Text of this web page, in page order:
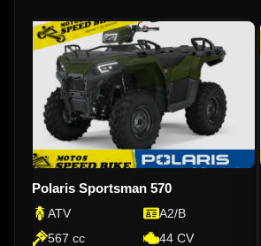
Polaris Sportsman 570
ATV
A2/B
567 cc
44 CV